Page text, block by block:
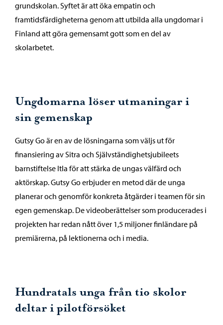
grundskolan. Syftet är att öka empatin och
framtidsfärdigheterna genom att utbilda alla ungdomar i
Finland att göra gemensamt gott som en del av
skolarbetet.
Ungdomarna löser utmaningar i
sin gemenskap
Gutsy Go är en av de lösningarna som väljs ut för
finansiering av Sitra och Självständighetsjubileets
barnstiftelse Itla för att stärka de ungas välfärd och
aktörskap. Gutsy Go erbjuder en metod där de unga
planerar och genomför konkreta åtgärder i teamen för sin
egen gemenskap. De videoberättelser som producerades i
projekten har redan nått över 1,5 miljoner finländare på
premiärerna, på lektionerna och i media.
Hundratals unga från tio skolor
deltar i pilotförsöket